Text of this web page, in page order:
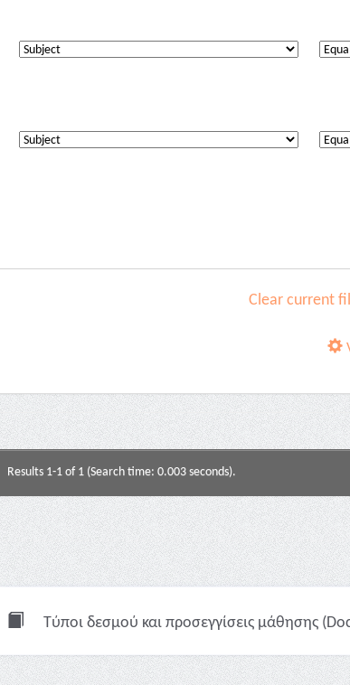
Clear current
Results 1-1 of 1 (Search time: 0.003 seconds).
Τύποι δεσμού και προσεγγίσεις μάθησης